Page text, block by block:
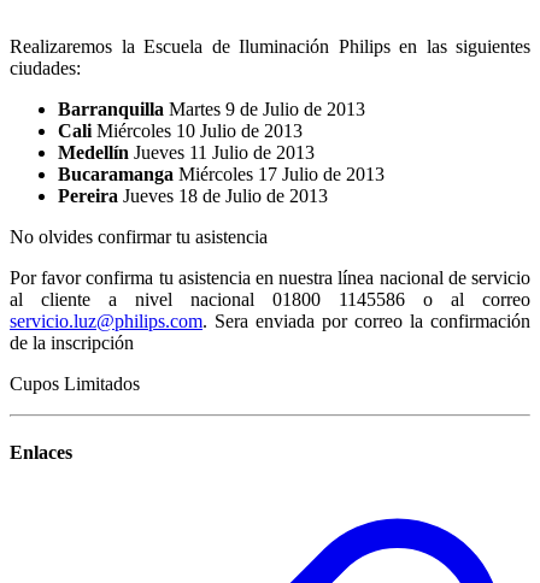
Realizaremos la Escuela de Iluminación Philips en las siguientes
ciudades:
Barranquilla Martes 9 de Julio de 2013
Cali Miércoles 10 Julio de 2013
Medellín Jueves 11 Julio de 2013
Bucaramanga Miércoles 17 Julio de 2013
Pereira Jueves 18 de Julio de 2013
No olvides confirmar tu asistencia
Por favor confirma tu asistencia en nuestra línea nacional de servicio
al cliente a nivel nacional 01800 1145586 o al correo
servicio.luz@philips.com. Sera enviada por correo la confirmación
de la inscripción
Cupos Limitados
Enlaces